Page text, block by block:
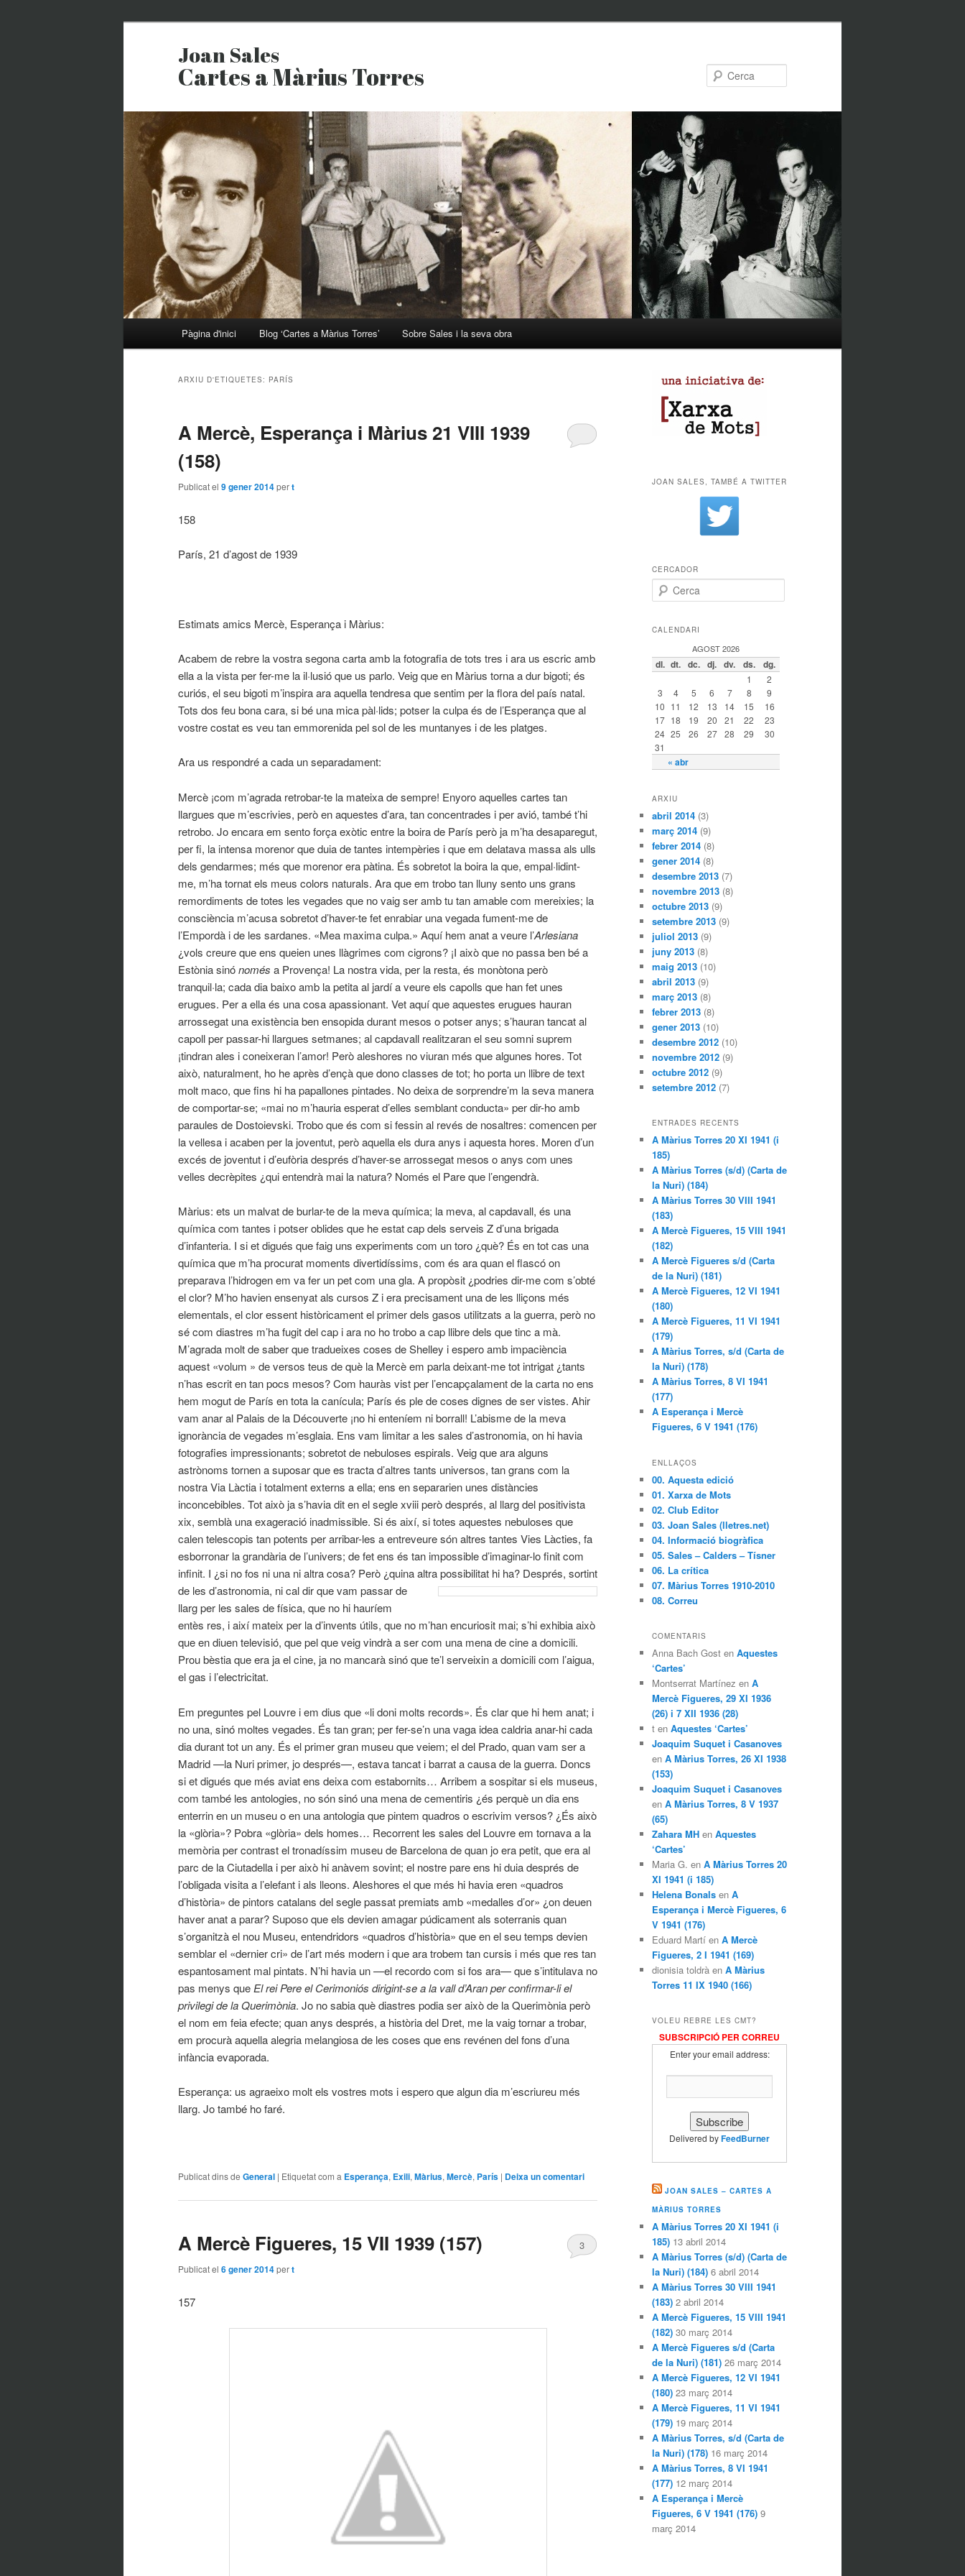
Joan Sales
Cartes a Màrius Torres
Aneu al contingut principal
Aneu al contingut secundari
Pàgina d'inici Blog ‘Cartes a Màrius Torres’ Sobre Sales i la seva obra
ARXIU D'ETIQUETES: PARÍS
A Mercè, Esperança i Màrius 21 VIII 1939
(158)
Publicat el 9 gener 2014pert
158
París, 21 d’agost de 1939
Estimats amics Mercè, Esperança i Màrius:
Acabem de rebre la vostra segona carta amb la fotografia de tots tres i ara us escric amb
ella a la vista per fer-me la il·lusió que us parlo. Veig que en Màrius torna a dur bigoti; és
curiós, el seu bigoti m’inspira ara aquella tendresa que sentim per la flora del país natal.
Tots dos feu bona cara, si bé una mica pàl·lids; potser la culpa és de l’Esperança que al
vostre costat es veu tan emmorenida pel sol de les muntanyes i de les platges.
Ara us respondré a cada un separadament:
Mercè ¡com m’agrada retrobar-te la mateixa de sempre! Enyoro aquelles cartes tan
llargues que m’escrivies, però en aquestes d’ara, tan concentrades i per avió, també t’hi
retrobo. Jo encara em sento força exòtic entre la boira de París però ja m’ha desaparegut,
per fi, la intensa morenor que duia de tantes intempèries i que em delatava massa als ulls
dels gendarmes; més que morenor era pàtina. És sobretot la boira la que, empal·lidint-
me, m’ha tornat els meus colors naturals. Ara que em trobo tan lluny sento uns grans
remordiments de totes les vegades que no vaig ser amb tu tan amable com mereixies; la
consciència m’acusa sobretot d’haver-te fet enrabiar una vegada fument-me de
l’Empordà i de les sardanes. «Mea maxima culpa.» Aquí hem anat a veure l’Arlesiana
¿vols creure que ens queien unes llàgrimes com cigrons? ¡I això que no passa ben bé a
Estònia sinónomés a Provença! La nostra vida, per la resta, és monòtona però
tranquil·la; cada dia baixo amb la petita al jardí a veure els capolls que han fet unes
erugues. Per a ella és una cosa apassionant. Vet aquí que aquestes erugues hauran
arrossegat una existència ben ensopida durant mesos o potser anys; s’hauran tancat al
capoll per passar-hi llargues setmanes; al capdavall realitzaran el seu somni suprem
¡tindran ales i coneixeran l’amor! Però aleshores no viuran més que algunes hores. Tot
això, naturalment, ho he après d’ençà que dono classes de tot; ho porta un llibre de text
molt maco, que fins hi ha papallones pintades. No deixa de sorprendre’m la seva manera
de comportar-se; «mai no m’hauria esperat d’elles semblant conducta» per dir-ho amb
paraules de Dostoievski. Trobo que és com si fessin al revés de nosaltres: comencen per
la vellesa i acaben per la joventut, però aquella els dura anys i aquesta hores. Moren d’un
excés de joventut i d’eufòria després d’haver-se arrossegat mesos o anys com unes
velles decrèpites ¿qui entendrà mai la natura? Només el Pare que l’engendrà.
Màrius: ets un malvat de burlar-te de la meva química; la meva, al capdavall, és una
química com tantes i potser oblides que he estat cap dels serveis Z d’una brigada
d’infanteria. I si et digués que faig uns experiments com un toro ¿què? És en tot cas una
química que m’ha procurat moments divertidíssims, com és ara quan el flascó on
preparava l’hidrogen em va fer un pet com una gla. A propòsit ¿podries dir-me com s’obté
el clor? M’ho havien ensenyat als cursos Z i era precisament una de les lliçons més
elementals, el clor essent històricament el primer dels gasos utilitzats a la guerra, però no
sé com diastres m’ha fugit del cap i ara no ho trobo a cap llibre dels que tinc a mà.
M’agrada molt de saber que tradueixes coses de Shelley i espero amb impaciència
aquest «volum » de versos teus de què la Mercè em parla deixant-me tot intrigat ¿tants
n’has escrit en tan pocs mesos? Com hauràs vist per l’encapçalament de la carta no ens
hem mogut de París en tota la canícula; París és ple de coses dignes de ser vistes. Ahir
vam anar al Palais de la Découverte ¡no hi enteníem ni borrall! L’abisme de la meva
ignorància de vegades m’esglaia. Ens vam limitar a les sales d’astronomia, on hi havia
fotografies impressionants; sobretot de nebuloses espirals. Veig que ara alguns
astrònoms tornen a suposar que es tracta d’altres tants universos, tan grans com la
nostra Via Làctia i totalment externs a ella; ens en separarien unes distàncies
inconcebibles. Tot això ja s’havia dit en el segle xviii però després, al llarg del positivista
xix, semblà una exageració inadmissible. Si és així, si totes aquestes nebuloses que
calen telescopis tan potents per arribar-les a entreveure són altres tantes Vies Làcties, fa
esborronar la grandària de l’univers; de fet ens és tan impossible d’imaginar-lo finit com
infinit. I ¿si no fos ni una ni altra cosa? Però ¿quina altra possibilitat hi ha? Després, sortint
de les d’astronomia, ni cal dir que vam passar de
llarg per les sales de física, que no hi hauríem
entès res, i així mateix per la d’invents útils, que no m’han encuriosit mai; s’hi exhibia això
que en diuen televisió, que pel que veig vindrà a ser com una mena de cine a domicili.
Prou bèstia que era ja el cine, ja no mancarà sinó que te’l serveixin a domicili com l’aigua,
el gas i l’electricitat.
Em preguntes pel Louvre i em dius que «li doni molts records». És clar que hi hem anat; i
no una, sinó moltes vegades. És tan gran; per fer-se’n una vaga idea caldria anar-hi cada
dia durant tot un any. És el primer gran museu que veiem; el del Prado, quan vam ser a
Madrid —la Nuri primer, jo després—, estava tancat i barrat a causa de la guerra. Doncs
si et digués que més aviat ens deixa com estabornits… Arribem a sospitar si els museus,
com també les antologies, no són sinó una mena de cementiris ¿és perquè un dia ens
enterrin en un museu o en una antologia que pintem quadros o escrivim versos? ¿És això
la «glòria»? Pobra «glòria» dels homes… Recorrent les sales del Louvre em tornava a la
memòria per contrast el tronadíssim museu de Barcelona de quan jo era petit, que era al
parc de la Ciutadella i per això hi anàvem sovint; el nostre pare ens hi duia després de
l’obligada visita a l’elefant i als lleons. Aleshores el que més hi havia eren «quadros
d’història» de pintors catalans del segle passat premiats amb «medalles d’or» ¿on deuen
haver anat a parar? Suposo que els devien amagar púdicament als soterranis quan
s’organitzà el nou Museu, entendridors «quadros d’història» que en el seu temps devien
semblar el «dernier cri» de l’art més modern i que ara trobem tan cursis i més que res tan
espantosament mal pintats. N’hi havia un —el recordo com si fos ara— que s’intitulava no
pas menys que El rei Pere el Cerimoniós dirigint-se a la vall d’Aran per confirmar-li el
privilegi de la Querimònia. Jo no sabia què diastres podia ser això de la Querimònia però
el nom em feia efecte; quan anys després, a història del Dret, me la vaig tornar a trobar,
em procurà aquella alegria melangiosa de les coses que ens revénen del fons d’una
infància evaporada.
Esperança: us agraeixo molt els vostres mots i espero que algun dia m’escriureu més
llarg. Jo també ho faré.
Publicat dins de General | Etiquetat com a Esperança, Exili, Màrius, Mercè, París | Deixa un comentari
A Mercè Figueres, 15 VII 1939 (157)
Publicat el 6 gener 2014pert
3
157
JOAN SALES, TAMBÉ A TWITTER
CERCADOR
Cerca
CALENDARI
AGOST 2026
dl. dt. dc. dj. dv. ds. dg.
« abr
1
2
3
4 5 6 7 8
9
10 11 12 13 14 15
16
17 18 19 20 21 22
23
24 25 26 27 28 29
30
31
ARXIU
abril 2014 (3)
març 2014 (9)
febrer 2014 (8)
gener 2014 (8)
desembre 2013 (7)
novembre 2013 (8)
octubre 2013 (9)
setembre 2013 (9)
juliol 2013 (9)
juny 2013 (8)
maig 2013 (10)
abril 2013 (9)
març 2013 (8)
febrer 2013 (8)
gener 2013 (10)
desembre 2012 (10)
novembre 2012 (9)
octubre 2012 (9)
setembre 2012 (7)
ENTRADES RECENTS
A Màrius Torres 20 XI 1941 (i
185)
A Màrius Torres (s/d) (Carta de
la Nuri) (184)
A Màrius Torres 30 VIII 1941
(183)
A Mercè Figueres, 15 VIII 1941
(182)
A Mercè Figueres s/d (Carta
de la Nuri) (181)
A Mercè Figueres, 12 VI 1941
(180)
A Mercè Figueres, 11 VI 1941
(179)
A Màrius Torres, s/d (Carta de
la Nuri) (178)
A Màrius Torres, 8 VI 1941
(177)
A Esperança i Mercè
Figueres, 6 V 1941 (176)
ENLLAÇOS
00. Aquesta edició
01. Xarxa de Mots
02. Club Editor
03. Joan Sales (lletres.net)
04. Informació biogràfica
05. Sales – Calders – Tísner
06. La crítica
07. Màrius Torres 1910-2010
08. Correu
COMENTARIS
Anna Bach Gost en Aquestes
‘Cartes’
Montserrat Martínez en A
Mercè Figueres, 29 XI 1936
(26) i 7 XII 1936 (28)
t en Aquestes ‘Cartes’
Joaquim Suquet i Casanoves
en A Màrius Torres, 26 XI 1938
(153)
Joaquim Suquet i Casanoves
en A Màrius Torres, 8 V 1937
(65)
Zahara MH en Aquestes
‘Cartes’
Maria G. en A Màrius Torres 20
XI 1941 (i 185)
Helena Bonals en A
Esperança i Mercè Figueres, 6
V 1941 (176)
Eduard Martí en A Mercè
Figueres, 2 I 1941 (169)
dionisia toldrà en A Màrius
Torres 11 IX 1940 (166)
VOLEU REBRE LES CMT?
SUBSCRIPCIÓ PER CORREU
Enter your email address:
Delivered byFeedBurner
JOAN SALES – CARTES A
MÀRIUS TORRES
A Màrius Torres 20 XI 1941 (i
185) 13 abril 2014
A Màrius Torres (s/d) (Carta de
la Nuri) (184) 6 abril 2014
A Màrius Torres 30 VIII 1941
(183) 2 abril 2014
A Mercè Figueres, 15 VIII 1941
(182) 30 març 2014
A Mercè Figueres s/d (Carta
de la Nuri) (181) 26 març 2014
A Mercè Figueres, 12 VI 1941
(180) 23 març 2014
A Mercè Figueres, 11 VI 1941
(179) 19 març 2014
A Màrius Torres, s/d (Carta de
la Nuri) (178) 16 març 2014
A Màrius Torres, 8 VI 1941
(177) 12 març 2014
A Esperança i Mercè
Figueres, 6 V 1941 (176) 9
març 2014